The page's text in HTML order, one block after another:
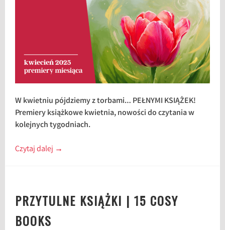
W kwietniu pójdziemy z torbami… PEŁNYMI KSIĄŻEK!
Premiery książkowe kwietnia, nowości do czytania w
kolejnych tygodniach.
Czytaj dalej →
PRZYTULNE KSIĄŻKI | 15 COSY
BOOKS